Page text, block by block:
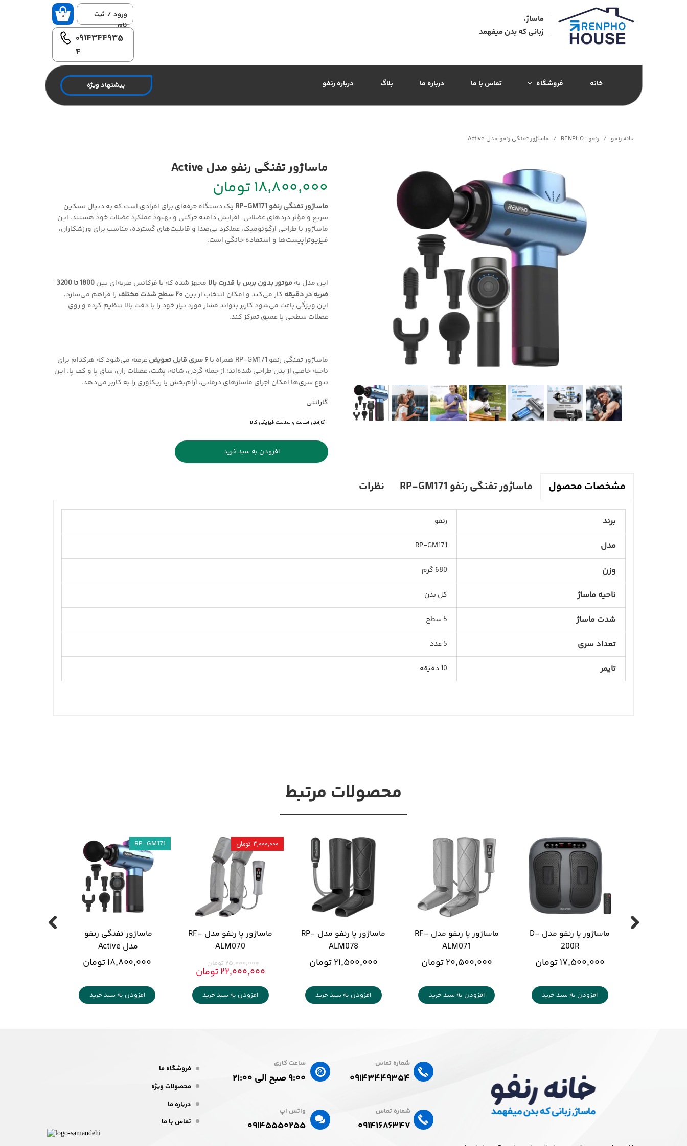
خانه فروشگاه
رنفو | RENPHO
ماساژور کف پا
ماساژور گردنی
ماساژور چشم
ماساژور دیگر
تماس با ما درباره ما بلاگ درباره رنفو پیشنهاد ویژه
ورود / ثبت
نام
حساب
تغییر گذر
واژه
سفارشات
۰
ماساژ،
زبانی که بدن میفهمد​​​​​​​
0914344935
4
خانه رنفو رنفو | RENPHO ماساژور تفنگی رنفو مدل Active
ماساژور تفنگی رنفو مدل Active
۱۸,۸۰۰,۰۰۰ تومان
ماساژور تفنگی رنفو RP-GM171
یک دستگاه حرفه‌ای برای افرادی است که به دنبال تسکین
سریع و مؤثر دردهای عضلانی، افزایش دامنه حرکتی و بهبود عملکرد عضلات خود هستند. این
ماساژور با طراحی ارگونومیک، عملکرد بی‌صدا و قابلیت‌های گسترده، مناسب برای ورزشکاران،
فیزیوتراپیست‌ها و استفاده خانگی است.
این مدل به موتور بدون برس با قدرت بالا مجهز شده که با فرکانس ضربه‌ای بین
1800 تا 3200
ضربه در دقیقه کار می‌کند و امکان انتخاب از بین ۲۰ سطح شدت مختلف
را فراهم می‌سازد.
این ویژگی باعث می‌شود کاربر بتواند فشار مورد نیاز خود را با دقت بالا تنظیم کرده و روی
عضلات سطحی یا عمیق تمرکز کند.
ماساژور تفنگی رنفو RP-GM171 همراه با ۶ سری قابل تعویض
عرضه می‌شود که هرکدام برای
ناحیه خاصی از بدن طراحی شده‌اند؛ از جمله گردن، شانه، پشت، عضلات ران، ساق پا و کف پا. این
تنوع سری‌ها امکان اجرای ماساژهای درمانی، آرام‌بخش یا ریکاوری را به کاربر می‌دهد.
گارانتی
گارانتی اصالت و سلامت فیزیکی کالا
افزودن به سبد خرید
مشخصات محصول ماساژور تفنگی رنفو RP-GM171 نظرات
برند رنفو
مدل RP-GM171
وزن 680 گرم
ناحیه ماساژ کل بدن
شدت ماساژ 5 سطح
تعداد سری 5 عدد
تایمر 10 دقیقه
ماساژور تفنگی رنفو
مدل Active
۱۸,۸۰۰,۰۰۰ تومان
افزودن به سبد خرید
RP-GM171
ماساژور پا رنفو مدل RF-
ALM070
۲۵,۰۰۰,۰۰۰ تومان
۲۲,۰۰۰,۰۰۰ تومان
افزودن به سبد خرید
۳,۰۰۰,۰۰۰ تومان
ماساژور پا رنفو مدل RP-
ALM078
۲۱,۵۰۰,۰۰۰ تومان
افزودن به سبد خرید
ماساژور پا رنفو مدل RF-
ALM071
۲۰,۵۰۰,۰۰۰ تومان
افزودن به سبد خرید
ماساژور پا رنفو مدل D-
200R
۱۷,۵۰۰,۰۰۰ تومان
افزودن به سبد خرید
محصولات مرتبط
فروشگاه ما
محصولات ویژه
درباره ما
تماس با ما
۰۹۱۴۳۴۴۹۳۵۴
شماره تماس
شماره تماس
۰۹۱۴۱۶۸۶۳۴۷​​​​​​​
ساعت کاری
۹:۰۰ صبح الی ۲۱:۰۰
واتس اپ
۰۹۱۴۵۵۵۰۲۵۵​​​​​​​